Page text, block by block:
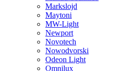
Markslojd
Maytoni
MW-Light
Newport
Novotech
Nowodvorski
Odeon Light
Omnilux